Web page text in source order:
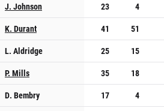
J. Johnson 23 4
K. Durant
41 51
L. Aldridge
25 15
P. Mills
35 18
D. Bembry
17 4